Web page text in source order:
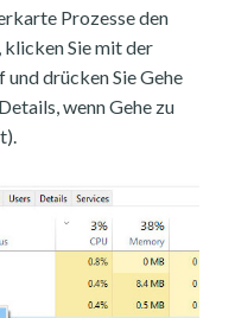
Prozesse den
Sie mit der
drücken Sie Gehe
wenn Gehe zu